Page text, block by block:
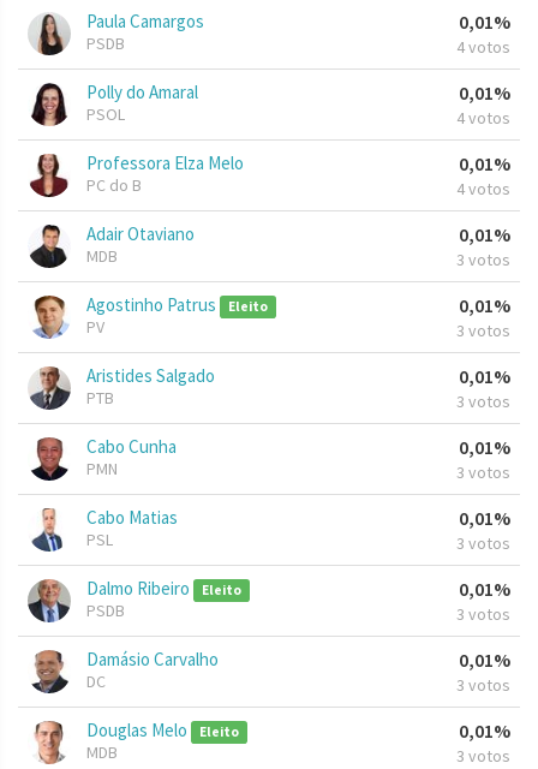
Paula Camargos
PSDB
0,01%
4 votos
Polly do Amaral
PSOL
0,01%
4 votos
Professora Elza Melo
PC do B
0,01%
4 votos
Adair Otaviano
MDB
0,01%
3 votos
Agostinho Patrus Eleito
PV
0,01%
3 votos
Aristides Salgado
PTB
0,01%
3 votos
Cabo Cunha
PMN
0,01%
3 votos
Cabo Matias
PSL
0,01%
3 votos
Dalmo Ribeiro Eleito
PSDB
0,01%
3 votos
Damásio Carvalho
DC
0,01%
3 votos
Douglas Melo Eleito
MDB
0,01%
3 votos